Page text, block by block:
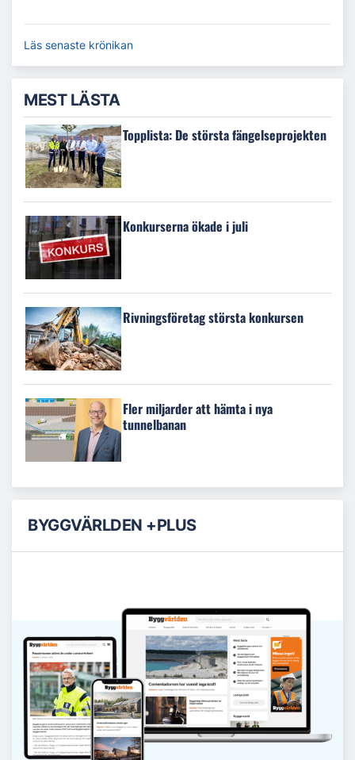
Läs senaste krönikan
MEST LÄSTA
Topplista: De största fängelseprojekten
Konkurserna ökade i juli
Rivningsföretag största konkursen
Fler miljarder att hämta i nya
tunnelbanan
BYGGVÄRLDEN +PLUS